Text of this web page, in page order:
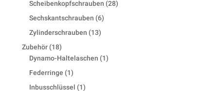
Scheibenkopfschrauben 2828
Sechskantschrauben 66
Zylinderschrauben 1313
Zubehör 1818
products
Dynamo-Haltelaschen 11
Federringe 11
product
Inbusschlüssel 11